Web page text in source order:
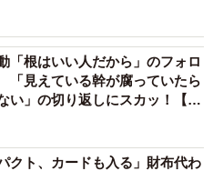
「根はいい人だから」のフォロ
見えている幹が腐っていたら
い」の切り返しにスカッ！【漫
クト、カードも入る」財布代わ